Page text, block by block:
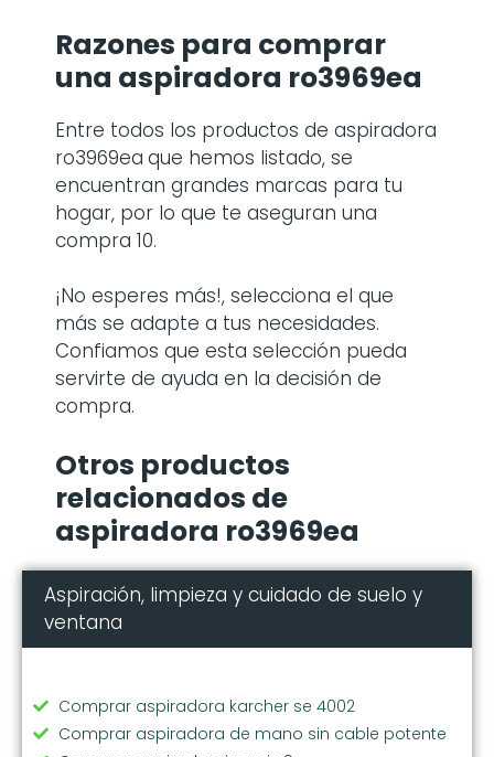
Razones para comprar
una aspiradora ro3969ea
Entre todos los productos de aspiradora
ro3969ea que hemos listado, se
encuentran grandes marcas para tu
hogar, por lo que te aseguran una
compra 10.
¡No esperes más!, selecciona el que
más se adapte a tus necesidades.
Confiamos que esta selección pueda
servirte de ayuda en la decisión de
compra.
Otros productos
relacionados de
aspiradora ro3969ea
Aspiración, limpieza y cuidado de suelo y
ventana
Comprar aspiradora karcher se 4002
Comprar aspiradora de mano sin cable potente